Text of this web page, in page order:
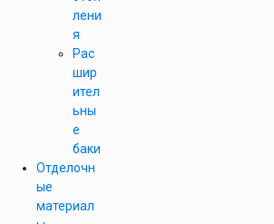
лени
я
Рас
шир
ител
ьны
е
баки
Отделочн
ые
материал